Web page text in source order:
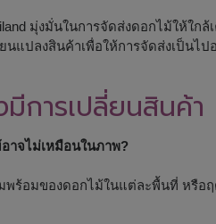
มุ่งมั่นในการจัดส่งดอกไม้ให้ใ
นแปลงสินค้าเพื่อให้การจัดส่งเป็นไป
มีการเปลี่ยนสินค้า
าจไม่เหมือนในภาพ?
พร้อมของดอกไม้ในแต่ละพื้นที่ หรือ